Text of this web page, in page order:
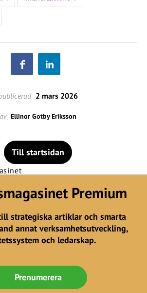
2 mars 2026
av Ellinor Gotby Eriksson
Till startsidan
Premium
strategiska artiklar och smarta
annat verksamhetsutveckling,
och ledarskap.
Prenumerera